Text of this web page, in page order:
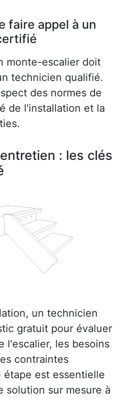
faire appel à un
monte-escalier doit
technicien qualifié.
des normes de
de l'installation et la
: les clés
un technicien
gratuit pour évaluer
l'escalier, les besoins
contraintes
est essentielle
solution sur mesure à